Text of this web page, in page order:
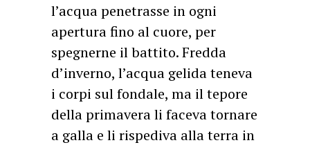
l’acqua penetrasse in ogni
apertura fino al cuore, per
spegnerne il battito. Fredda
d’inverno, l’acqua gelida teneva
i corpi sul fondale, ma il tepore
della primavera li faceva tornare
a galla e li rispediva alla terra in